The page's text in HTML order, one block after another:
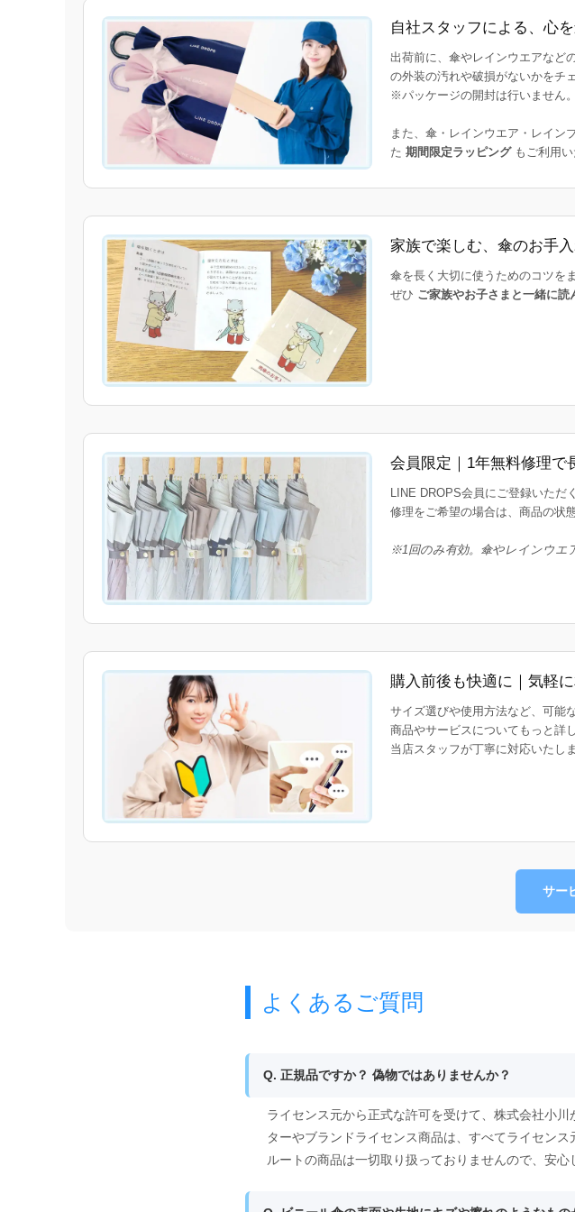
自社スタッフによる、心
出荷前に、傘やレインウエアなど
の外装の汚れや破損がないかをチ
※パッケージの開封は行いません。
また、傘・レインウエア・レイン
た 期間限定ラッピングもご利用い
家族で楽しむ、傘のお手
傘を長く大切に使うためのコツを
ぜひ ご家族やお子さまと一緒に
会員限定｜1年無料修理で
LINE DROPS会員にご登録いただ
修理をご希望の場合は、商品の状
※1回のみ有効。傘やレインウエ
購入前後も快適に｜気軽
サイズ選びや使用方法など、可能
商品やサービスについてもっと詳
当店スタッフが丁寧に対応いたしま
サー
よくあるご質問
Q. 正規品ですか？ 偽物ではありませんか？
ライセンス元から正式な許可を受けて、株式会社小
ターやブランドライセンス商品は、すべてライセン
ルートの商品は一切取り扱っておりませんので、安心